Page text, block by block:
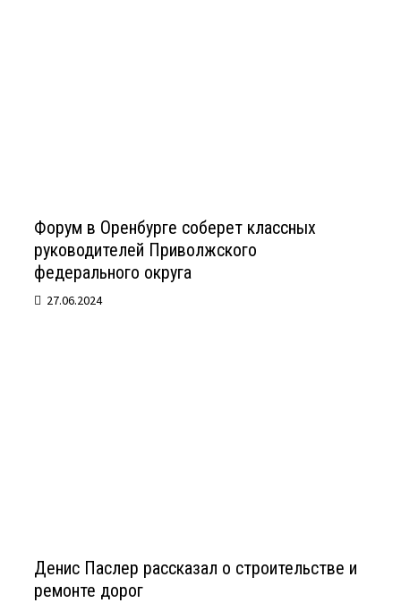
Форум в Оренбурге соберет классных
руководителей Приволжского
федерального округа
27.06.2024
Денис Паслер рассказал о строительстве и
ремонте дорог